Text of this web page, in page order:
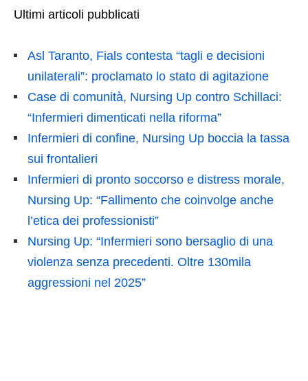
Ultimi articoli pubblicati
Asl Taranto, Fials contesta “tagli e decisioni
unilaterali”: proclamato lo stato di agitazione
Case di comunità, Nursing Up contro Schillaci:
“Infermieri dimenticati nella riforma”
Infermieri di confine, Nursing Up boccia la tassa
sui frontalieri
Infermieri di pronto soccorso e distress morale,
Nursing Up: “Fallimento che coinvolge anche
l’etica dei professionisti”
Nursing Up: “Infermieri sono bersaglio di una
violenza senza precedenti. Oltre 130mila
aggressioni nel 2025”